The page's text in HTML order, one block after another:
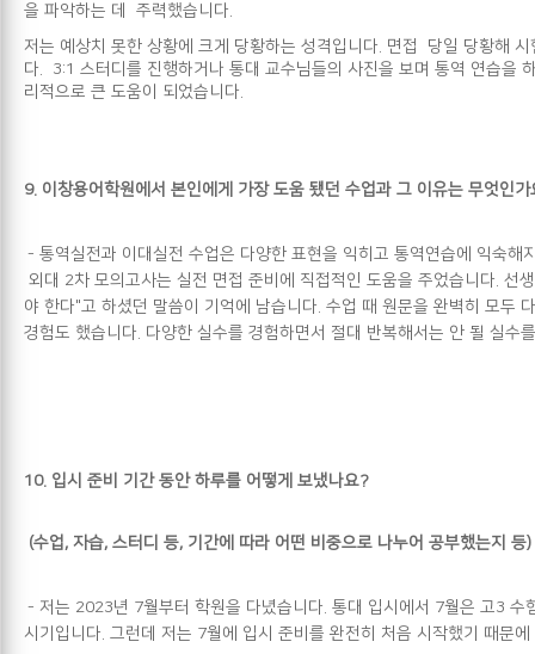
을 파악하는 데 주력했습니다.
저는 예상치 못한 상황에 크게 당황하는 성격입니다. 면접 당일 당황해
다. 3:1 스터디를 진행하거나 통대 교수님들의 사진을 보며 통역 연습을
리적으로 큰 도움이 되었습니다.
9. 이창용어학원에서 본인에게 가장 도움 됐던 수업과 그 이유는 무엇인가
- 통역실전과 이대실전 수업은 다양한 표현을 익히고 통역연습에 익숙해
외대 2차 모의고사는 실전 면접 준비에 직접적인 도움을 주었습니다. 선
야 한다"고 하셨던 말씀이 기억에 남습니다. 수업 때 원문을 완벽히 모두
경험도 했습니다. 다양한 실수를 경험하면서 절대 반복해서는 안 될 실수
10. 입시 준비 기간 동안 하루를 어떻게 보냈나요?
(수업, 자습, 스터디 등, 기간에 따라 어떤 비중으로 나누어 공부했는지 등)
- 저는 2023년 7월부터 학원을 다녔습니다. 통대 입시에서 7월은 고3
시기입니다. 그런데 저는 7월에 입시 준비를 완전히 처음 시작했기 때문